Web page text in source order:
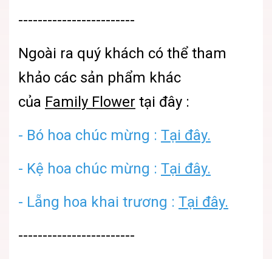
------------------------
Ngoài ra quý khách có thể tham
khảo các sản phẩm khác
của Family Flower tại đây :
- Bó hoa chúc mừng : Tại đây.
- Kệ hoa chúc mừng : Tại đây.
- Lẵng hoa khai trương : Tại đây.
------------------------